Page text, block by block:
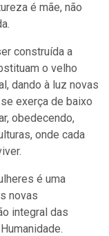
é mãe, não
construída a
o velho
dando à luz novas
exerça de baixo
obedecendo,
onde cada
é uma
novas
integral das